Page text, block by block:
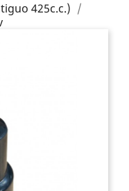
425c.c.)